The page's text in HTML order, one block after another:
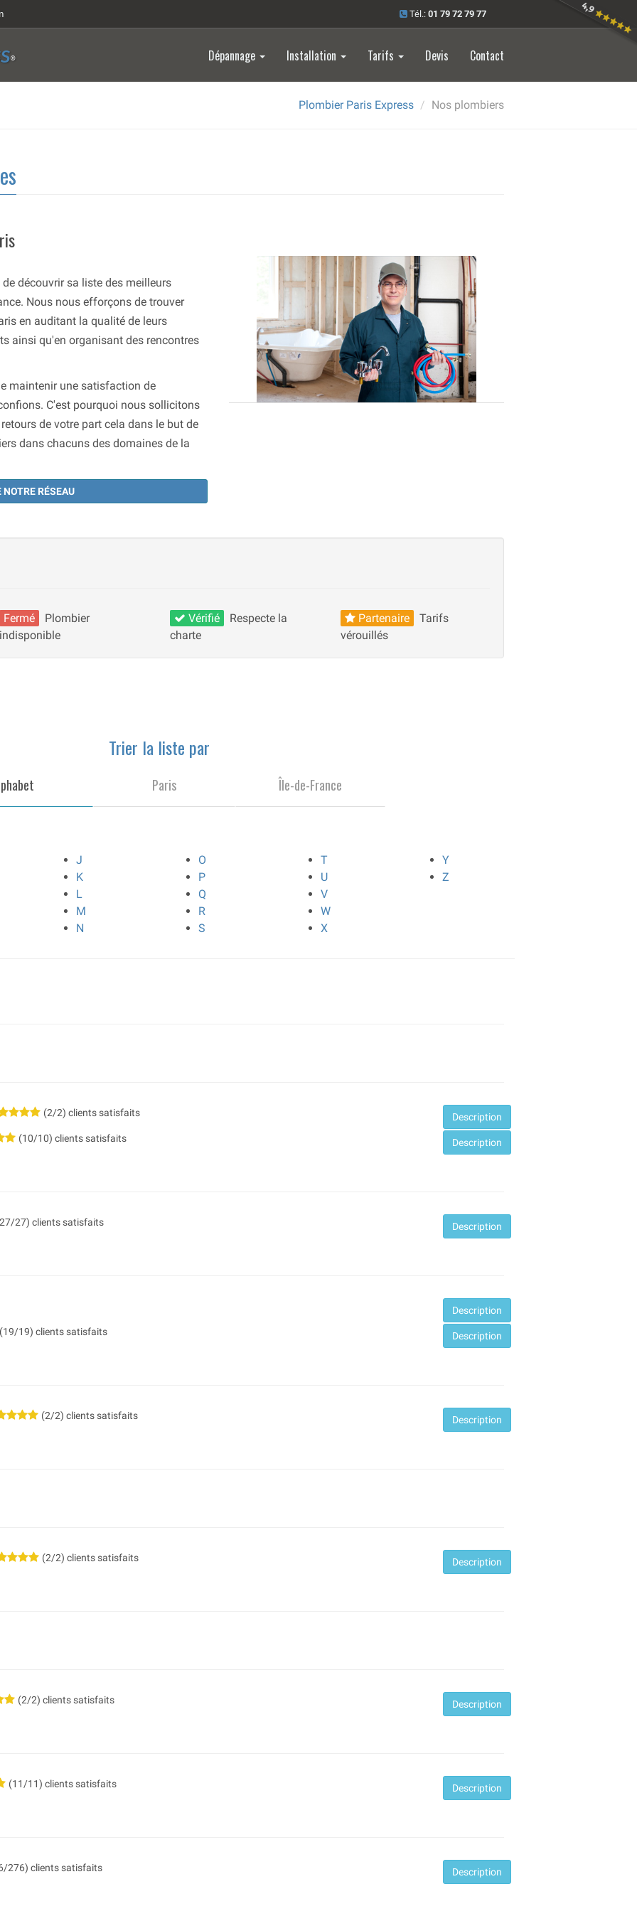
Tél.: 01 79 72 79 77
® Dépannage Installation Tarifs Devis Contact
Plombier Paris Express Nos plombiers
découvrir sa liste des meilleurs
Nous nous efforçons de trouver
en auditant la qualité de leurs
ainsi qu'en organisant des rencontres
maintenir une satisfaction de
C'est pourquoi nous sollicitons
de votre part cela dans le but de
dans chacuns des domaines de la
NOTRE RÉSEAU
Fermé
Plombier
indisponible
Vérifié
Respecte la
charte
Partenaire
Tarifs
vérouillés
Trier la liste par
Paris Île-de-France
J
K
L
M
N
O
P
Q
R
S
T
U
V
W
X
Y
Z
(2/2) clients satisfaits Description
(10/10) clients satisfaits Description
27) clients satisfaits Description
Description
(19/19) clients satisfaits Description
(2/2) clients satisfaits Description
(2/2) clients satisfaits Description
(2/2) clients satisfaits Description
(11/11) clients satisfaits Description
276) clients satisfaits Description